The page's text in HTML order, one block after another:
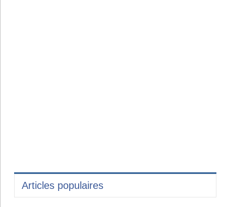
Articles populaires